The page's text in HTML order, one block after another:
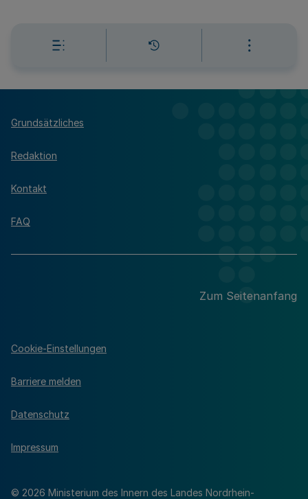
Grundsätzliches
Redaktion
Kontakt
FAQ
Zum Seitenanfang
© 2026 Ministerium des Innern des Landes Nordrhein-
Cookie-Einstellungen
Barriere melden
Datenschutz
Impressum